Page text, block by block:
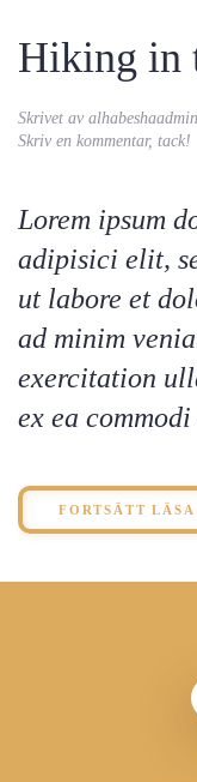
Hiking in
Skrivet av alhabeshaadmin
Skriv en kommentar, tack!
Lorem ipsum
adipisici elit,
ut labore et
ad minim
exercitation
ex ea
FORTSÄTT LÄSA